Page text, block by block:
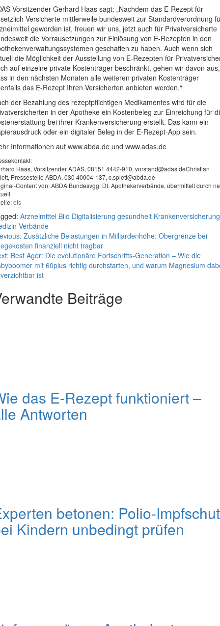
Vorsitzender Gerhard Haas sagt: „Nachdem das E-Rezept für
Versicherte mittlerweile bundesweit zur Standardverordnung
geworden ist, freuen wir uns, jetzt auch für Privatversicherte
die Vorrausetzungen zur Einlösung von E-Rezepten in den
geschaffen zu haben. Auch wenn sich
die Möglichkeit der Ausstellung von E-Rezepten für
auf einzelne private Kostenträger beschränkt, gehen wir davon aus,
in den nächsten Monaten alle weiteren privaten Kostenträger
das E-Rezept Ihren Versicherten anbieten werden.“
der Bezahlung des rezeptpflichtigen Medikamentes wird für die
in der Apotheke ein Kostenbeleg zur Einreichung für
bei ihrer Krankenversicherung erstellt. Das kann ein
oder ein digitaler Beleg in der E-Rezept-App sein.
Informationen auf www.abda.de und www.adas.de
Haas, Vorsitzender ADAS, 08151 4442-910, vorstand@adas.deChristian
Pressestelle ABDA, 030 40004-137, c.splett@abda.de
Content von: ABDA Bundesvgg. Dt. Apothekerverbände, übermittelt durch
ots
Arzneimittel Bild Digitalisierung gesundheit Krankenversicherung
Verbände
Zusätzliche Belastungen in Milliardenhöhe: Obergrenze bei
finanziell nicht tragbar
Best Ager: Die evolutionäre Fortschritts-Generation – Wie die
mit 60plus richtig durchstarten, und warum Magnesium
ist
Beiträge
das E-Rezept funktioniert –
Antworten
betonen: Polio-
Kindern unbedingt prüfen